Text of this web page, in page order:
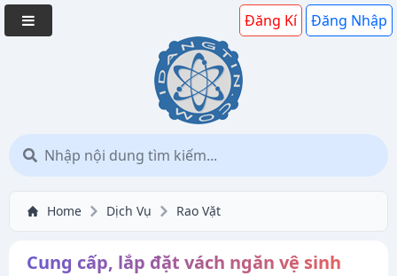
Đăng Kí Đăng Nhập
Home Dịch Vụ Rao Vặt
Cung cấp, lắp đặt vách ngăn vệ sinh